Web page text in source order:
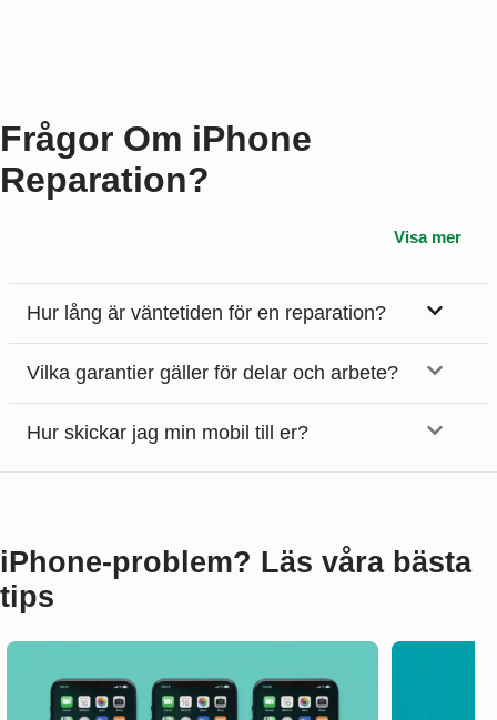
Frågor Om iPhone
Reparation?
Visa mer
Hur lång är väntetiden för en reparation?
Vilka garantier gäller för delar och arbete?
Hur skickar jag min mobil till er?
iPhone‑problem? Läs våra bästa
tips